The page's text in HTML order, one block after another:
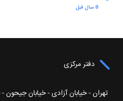
8 سال قبل
دفتر مرکزی
تهران - خیابان آزادی - خیابان جیحون